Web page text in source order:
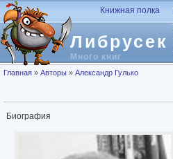
Перейти к основному содержанию
Либрусек
Много книг
Книжная полка
Вы здесь
Главная » Авторы » Александр Гулько
Биография